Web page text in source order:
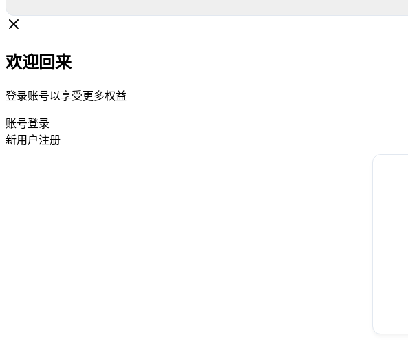
欢迎回来
登录账号以享受更多权益
账号登录
新用户注册